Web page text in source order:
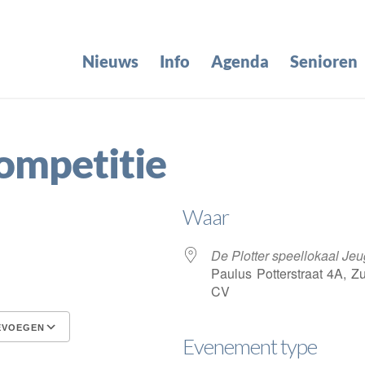
Nieuws Info Agenda Senioren
Google Calendar iCalendar
Waar
De Plotter speellokaal
Paulus Potterstraat 4A,
CV
Evenement type